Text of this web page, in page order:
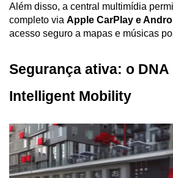
Além disso, a central multimídia
completo via Apple CarPlay e
acesso seguro a mapas e músicas
Segurança ativa: o DNA
Intelligent Mobility